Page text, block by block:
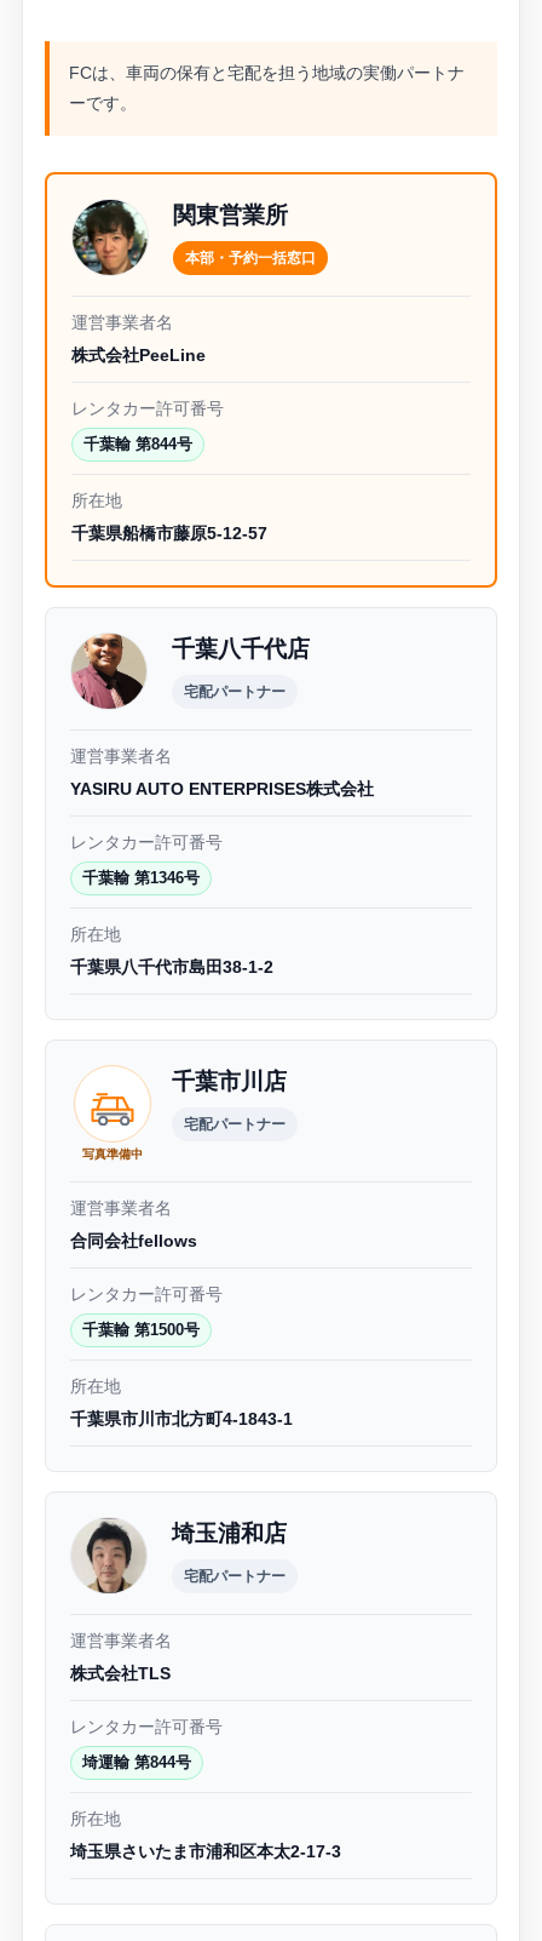
FCは、車両の保有と宅配を担う地域の実働パートナ
ーです。
関東営業所
本部・予約一括窓口
運営事業者名
株式会社PeeLine
レンタカー許可番号
千葉輸 第844号
所在地
千葉県船橋市藤原5-12-57
千葉八千代店
宅配パートナー
運営事業者名
YASIRU AUTO ENTERPRISES株式会社
レンタカー許可番号
千葉輸 第1346号
所在地
千葉県八千代市島田38-1-2
写真準備中
千葉市川店
宅配パートナー
運営事業者名
合同会社fellows
レンタカー許可番号
千葉輸 第1500号
所在地
千葉県市川市北方町4-1843-1
埼玉浦和店
宅配パートナー
運営事業者名
株式会社TLS
レンタカー許可番号
埼運輸 第844号
所在地
埼玉県さいたま市浦和区本太2-17-3